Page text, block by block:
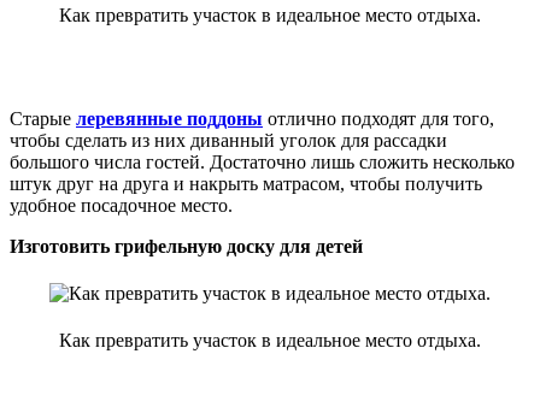
Как превратить участок в идеальное место отдыха.
Старые леревянные поддоны отлично подходят для того,
чтобы сделать из них диванный уголок для рассадки
большого числа гостей. Достаточно лишь сложить несколько
штук друг на друга и накрыть матрасом, чтобы получить
удобное посадочное место.
Изготовить грифельную доску для детей
Как превратить участок в идеальное место отдыха.